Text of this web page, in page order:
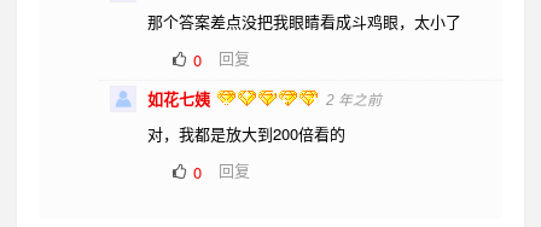
那个答案差点没把我眼睛看成斗鸡眼，太小了
0
回复
如花七姨 2 年之前
对，我都是放大到200倍看的
0
回复